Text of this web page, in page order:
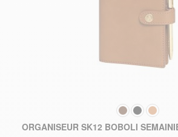
COULEUR
ORGANISEUR SK12 BOBOLI